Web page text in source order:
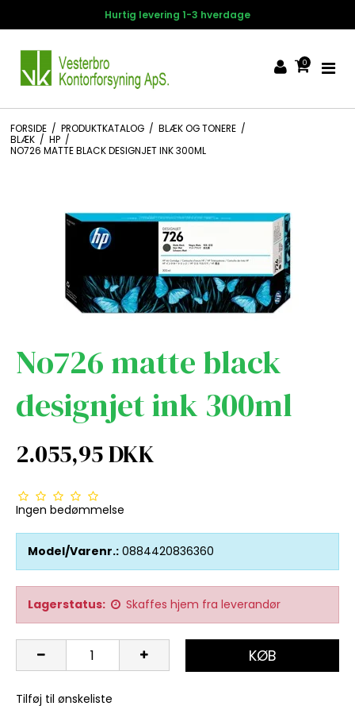
Hurtig levering 1-3 hverdage
0
FORSIDE / PRODUKTKATALOG / BLÆK OG TONERE /
BLÆK / HP /
NO726 MATTE BLACK DESIGNJET INK 300ML
No726 matte black
designjet ink 300ml
2.055,95 DKK
Ingen bedømmelse
Model/Varenr.: 0884420836360
Lagerstatus: Skaffes hjem fra leverandør
KØB
Tilføj til ønskeliste